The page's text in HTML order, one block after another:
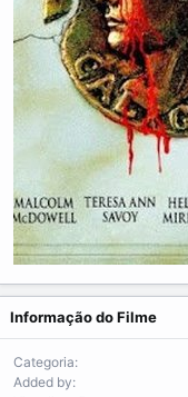
Informação do Filme
Categoria
Added by